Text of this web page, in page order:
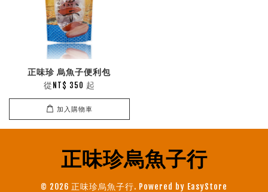
正味珍 烏魚子便利包
從 NT$ 350 起
加入購物車
正味珍烏魚子行
© 2026 正味珍烏魚子行. Powered by EasyStore